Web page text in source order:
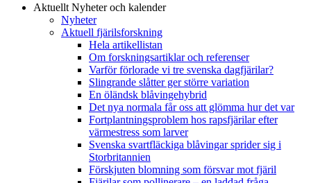
Aktuellt Nyheter och kalender
Nyheter
Aktuell fjärilsforskning
Hela artikellistan
Om forskningsartiklar och referenser
Varför förlorade vi tre svenska dagfjärilar?
Slingrande slåtter ger större variation
En öländsk blåvingehybrid
Det nya normala får oss att glömma hur det var
Fortplantningsproblem hos rapsfjärilar efter
värmestress som larver
Svenska svartfläckiga blåvingar sprider sig i
Storbritannien
Förskjuten blomning som försvar mot fjäril